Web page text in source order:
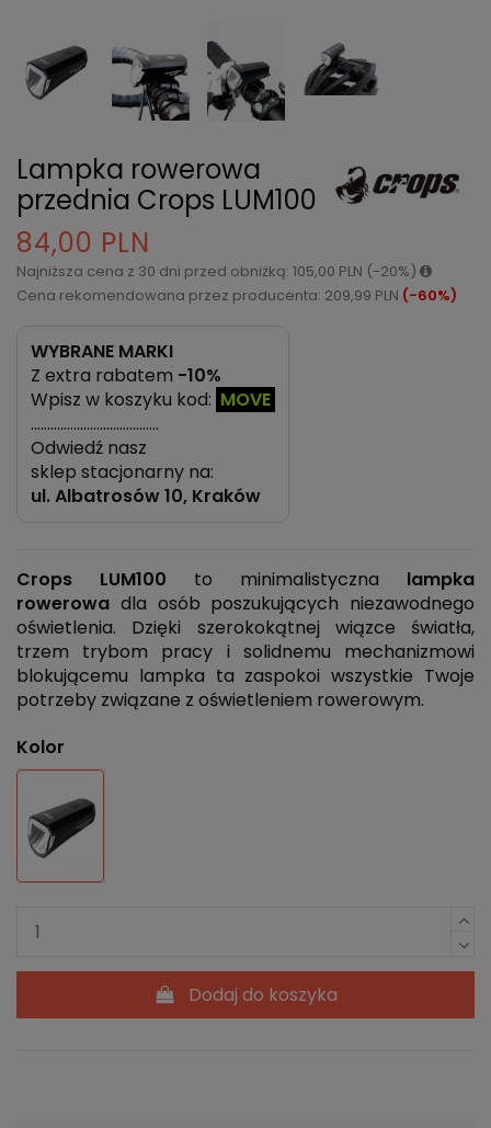
Lampka rowerowa
przednia Crops LUM100
84,00 PLN
Najniższa cena z 30 dni przed obniżką: 105,00 PLN (-20%)
Cena rekomendowana przez producenta: 209,99 PLN (-60%)
WYBRANE MARKI
Z extra rabatem -10%
Wpisz w koszyku kod: MOVE
…………………………………
Odwiedź nasz
sklep stacjonarny na:
ul.Albatrosów 10, Kraków
Crops LUM100 to minimalistyczna lampka
rowerowa dla osób poszukujących niezawodnego
oświetlenia. Dzięki szerokokątnej wiązce światła,
trzem trybom pracy i solidnemu mechanizmowi
blokującemu lampka ta zaspokoi wszystkie Twoje
potrzeby związane z oświetleniem rowerowym.
Kolor
Dodaj do koszyka